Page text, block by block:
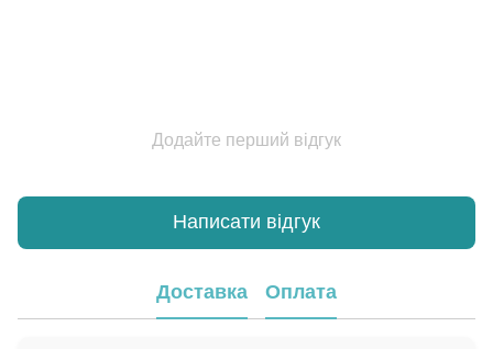
Додайте перший відгук
Написати відгук
Доставка Оплата